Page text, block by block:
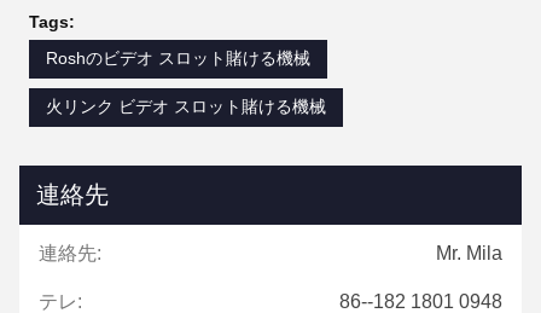
Tags:
Roshのビデオ スロット賭ける機械
火リンク ビデオ スロット賭ける機械
連絡先
連絡先: Mr. Mila
テレ: 86--182 1801 0948